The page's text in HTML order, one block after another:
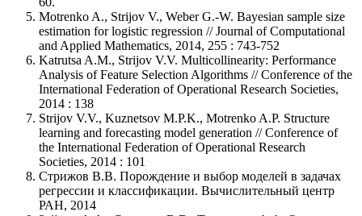
Motrenko A., Strijov V., Weber G.-W. Bayesian sample size
estimation for logistic regression // Journal of Computational
and Applied Mathematics, 2014, 255 : 743-752
Katrutsa A.M., Strijov V.V. Multicollinearity: Performance
Analysis of Feature Selection Algorithms // Conference of the
International Federation of Operational Research Societies,
2014 : 138
Strijov V.V., Kuznetsov M.P.K., Motrenko A.P. Structure
learning and forecasting model generation // Conference of
the International Federation of Operational Research
Societies, 2014 : 101
Стрижов В.В. Порождение и выбор моделей в задачах
регрессии и классификации. Вычислительный центр
РАН, 2014